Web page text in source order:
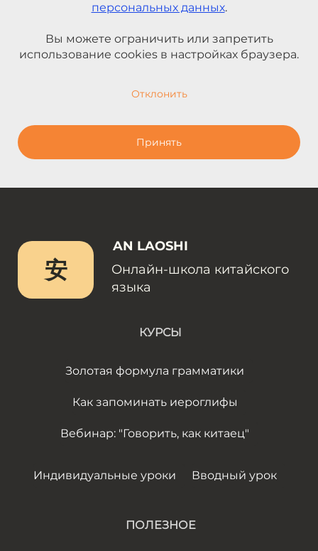
персональных данных.
Вы можете ограничить или запретить
использование cookies в настройках браузера.
Отклонить
Принять
安
AN LAOSHI
Онлайн-школа китайского
языка
КУРСЫ
Золотая формула грамматики
Как запоминать иероглифы
Вебинар: "Говорить, как китаец"
Индивидуальные уроки Вводный урок
ПОЛЕЗНОЕ